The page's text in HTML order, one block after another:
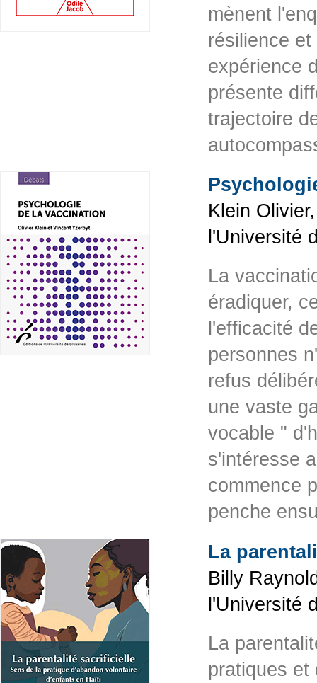
mènent
résilience
expérience
présente
trajectoire
Klein
l'Université
La
éradiquer,
l'efficacité
personnes
refus
une vaste
vocable "
s'intéresse
commence
penche
La
Billy
l'Université
La
pratiques et